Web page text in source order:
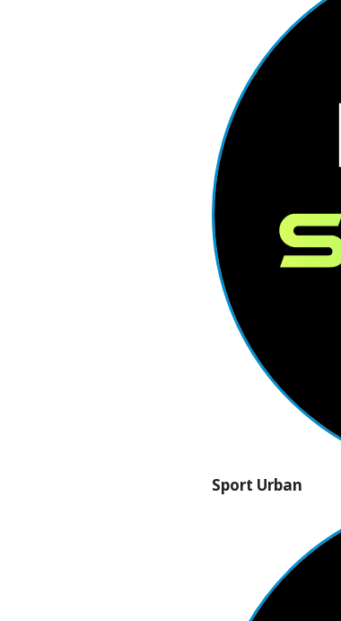
Sport Urban